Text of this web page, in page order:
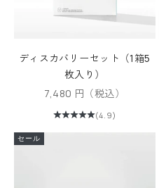
ディスカバリーセット（1箱5
枚入り）
セール価格
7,480 円（税込）
(4.9)
セール